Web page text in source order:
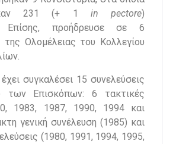
231 (+ 1 in pectore)
Επίσης, προήδρευσε σε 6
της Ολομέλειας του Κολλεγίου
συγκαλέσει 15 συνελεύσεις
των Επισκόπων: 6 τακτικές
1983, 1987, 1990, 1994 και
γενική συνέλευση (1985) και
(1980, 1991, 1994, 1995,